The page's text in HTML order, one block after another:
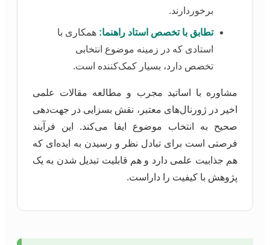
برخوردارند.
تطابق با تخصص استاد راهنما: همکاری با
استادی که در زمینه موضوع انتخابی
تخصص دارد، بسیار کمک‌کننده است.
مشاوره با اساتید مجرب و مطالعه مقالات علمی
اخیر در ژورنال‌های معتبر، نقش بسزایی در جهت‌دهی
صحیح به انتخاب موضوع ایفا می‌کند. این فرآیند
فرصتی است برای تبادل نظر و رسیدن به ایده‌ای که
هم جذابیت علمی دارد و هم قابلیت تبدیل شدن به یک
پژوهش با کیفیت را داراست.